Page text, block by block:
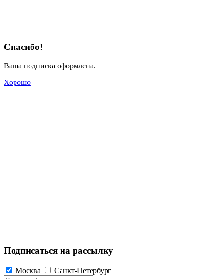
Спасибо!
Ваша подписка оформлена.
Хорошо
Подписаться на рассылку
Москва Санкт-Петербург